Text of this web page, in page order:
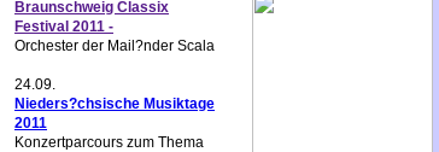
Braunschweig Classix
Festival 2011 -
Orchester der Mail?nder Scala
24.09.
Nieders?chsische Musiktage
2011
Konzertparcours zum Thema